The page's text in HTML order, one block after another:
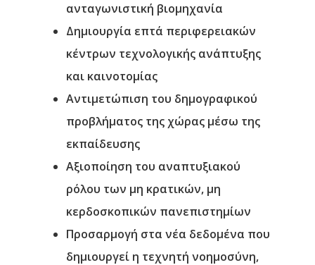
ανταγωνιστική βιομηχανία
Δημιουργία επτά περιφερειακών
κέντρων τεχνολογικής ανάπτυξης
και καινοτομίας
Αντιμετώπιση του δημογραφικού
προβλήματος της χώρας μέσω της
εκπαίδευσης
Αξιοποίηση του αναπτυξιακού
ρόλου των μη κρατικών, μη
κερδοσκοπικών πανεπιστημίων
Προσαρμογή στα νέα δεδομένα που
δημιουργεί η τεχνητή νοημοσύνη,